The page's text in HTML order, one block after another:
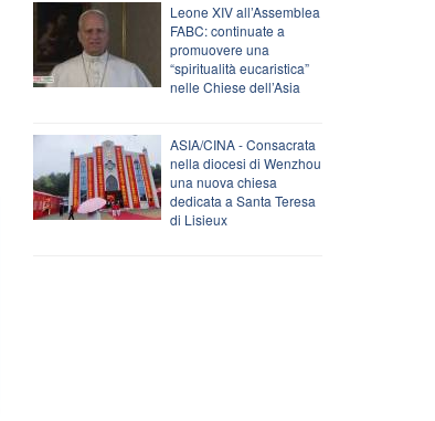
Leone XIV all’Assemblea
FABC: continuate a
promuovere una
“spiritualità eucaristica”
nelle Chiese dell’Asia
ASIA/CINA - Consacrata
nella diocesi di Wenzhou
una nuova chiesa
dedicata a Santa Teresa
di Lisieux